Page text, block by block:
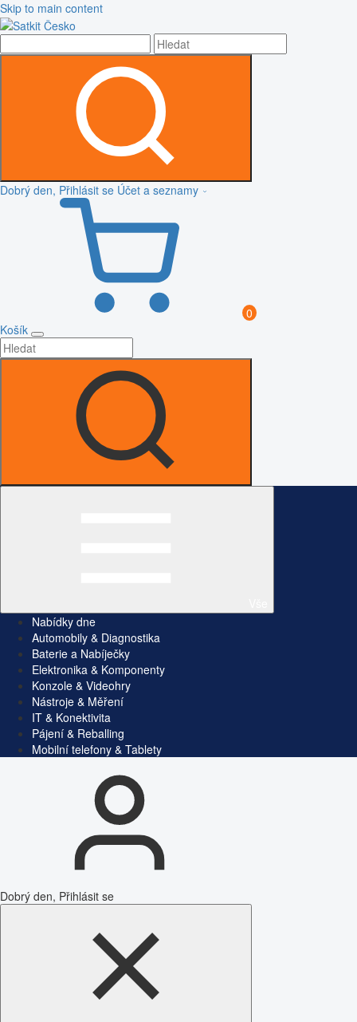
Skip to main content
Dobrý den, Přihlásit se Účet a seznamy
0
Košík
Nabídky dne
Automobily & Diagnostika
Baterie a Nabíječky
Elektronika & Komponenty
Konzole & Videohry
Nástroje & Měření
IT & Konektivita
Pájení & Reballing
Mobilní telefony & Tablety
Dobrý den, Přihlásit se